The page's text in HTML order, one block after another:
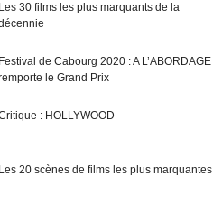
Les 30 films les plus marquants de la
Festival de Cabourg 2020 : A L’ABORDAGE
le Grand Prix
: HOLLYWOOD
Les 20 scènes de films les plus marquantes